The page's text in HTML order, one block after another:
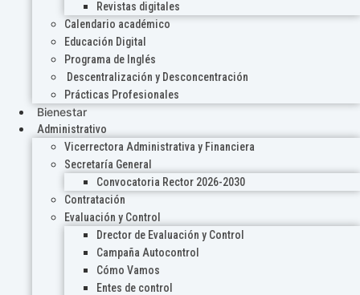
Revistas digitales
Calendario académico
Educación Digital
Programa de Inglés
Descentralización y Desconcentración
Prácticas Profesionales
Bienestar
Administrativo
Vicerrectora Administrativa y Financiera
Secretaría General
Convocatoria Rector 2026-2030
Contratación
Evaluación y Control
Drector de Evaluación y Control
Campaña Autocontrol
Cómo Vamos
Entes de control